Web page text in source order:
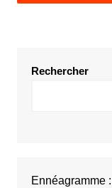
Rechercher
Ennéagramme